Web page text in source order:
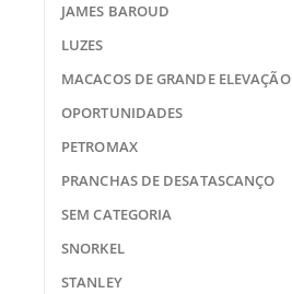
JAMES BAROUD
LUZES
MACACOS DE GRANDE ELEVAÇÃO
OPORTUNIDADES
PETROMAX
PRANCHAS DE DESATASCANÇO
SEM CATEGORIA
SNORKEL
STANLEY